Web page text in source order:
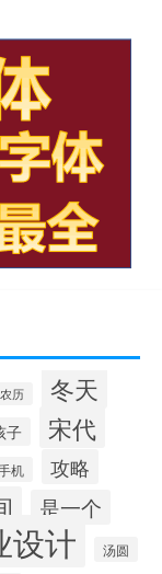
农历 冬天
子 宋代
机 攻略
是一个
设计 汤圆